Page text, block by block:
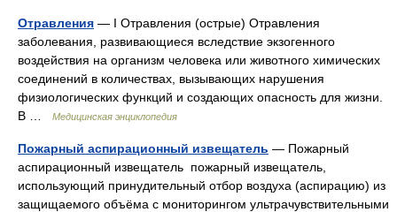
Отравления — I Отравления (острые) Отравления
заболевания, развивающиеся вследствие экзогенного
воздействия на организм человека или животного химических
соединений в количествах, вызывающих нарушения
физиологических функций и создающих опасность для жизни.
В …
Медицинская энциклопедия
Пожарный аспирационный извещатель — Пожарный
аспирационный извещатель пожарный извещатель,
использующий принудительный отбор воздуха (аспирацию) из
защищаемого объёма с мониторингом ультрачувствительными